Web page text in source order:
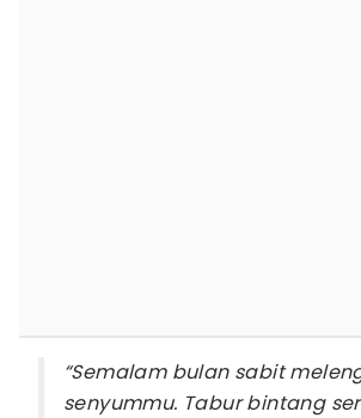
“Semalam bulan sabit
senyummu. Tabur bintang